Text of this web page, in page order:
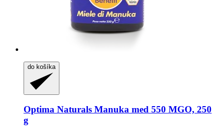
do košíka
Optima Naturals Manuka med 550 MGO, 250
g